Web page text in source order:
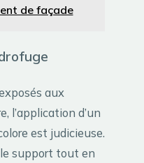
de façade
aux
l’application d’un
est judicieuse.
support tout en